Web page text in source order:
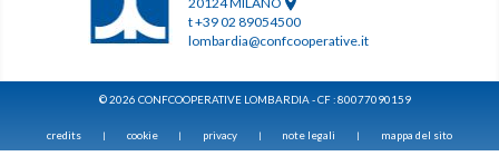
t +39 02 89054500
lombardia@confcooperative.it
© 2026 CONFCOOPERATIVE LOMBARDIA - CF : 80077090159
credits | cookie | privacy | note legali | mappa del sito